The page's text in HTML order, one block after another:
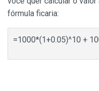
fórmula ficaria:
=1000*(1+0.05)^10 +